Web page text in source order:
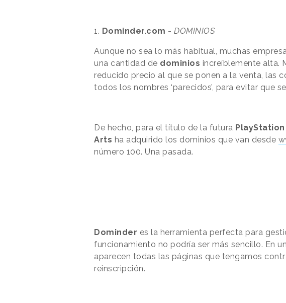
1. Dominder.com - DOMINIOS
Aunque no sea lo más habitual, muchas
una cantidad de dominios increíblemente alta.
reducido precio al que se ponen a la venta, las
todos los nombres ‘parecidos’, para evitar que
De hecho, para el título de la futura
Arts ha adquirido los dominios que van desde
número 100. Una pasada.
Dominder es la herramienta perfecta para
funcionamiento no podría ser más sencillo. En
aparecen todas las páginas que tengamos
reinscripción.